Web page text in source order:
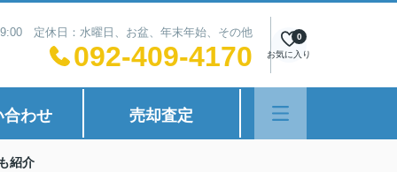
定休日：水曜日、お盆、年末年始、その他
092-409-4170 お気に入り
0
合わせ 売却査定
紹介